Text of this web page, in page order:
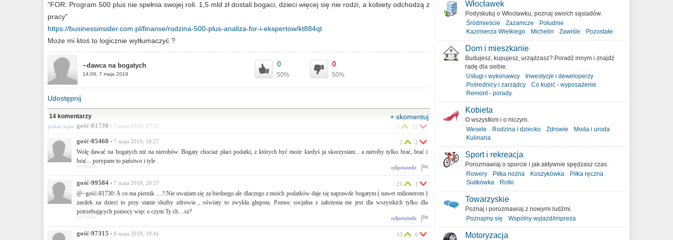
"FOR: Program 500 plus nie spełnia swojej roli. 1,5 mld zł dostali bogaci, dzieci więcej się nie rodzi, a kobiety odchodzą z
pracy"
https://businessinsider.com.pl/finanse/rodzina-500-plus-analiza-for-i-ekspertow/kt884qt
Może mi ktoś to logicznie wytłumaczyć ?
~dawca na bogatych
14:09, 7 maja 2019
0
50%
0
50%
Udostępnij
14 komentarzy + skomentuj
gość-81730 • 7 maja 2019, 17:53 1 21
pokaż wpis
gość-85468 • 7 maja 2019, 18:27
Wolę dawać na bogatych niż na nierobów. Bogaty chociaż płaci podatki, z których być może kiedyś ja skorzystam... a nieroby tylko brać, brać i
brać... porypane to państwo i tyle
2 2
odpowiedz
ID:78962
gość-99584 • 7 maja 2019, 20:57
@~gość-81730: A co ma piernik ....? Nie uważam się za biednego ale dlaczego z moich podatków daje się naprawde bogatym ( nawet milionerom )
zasiłek na dzieci to przy stanie służby zdrowia , oświaty to zwykła głupota. Pomoc socjalna z założenia nie jest dla wszystkich tylko dla
potrzebujących pomocy więc o czym Ty ch....sz?
21 1
odpowiedz
ID:78964
gość-97315 • 8 maja 2019, 19:41 13 0
Włocławek
Podyskutuj o Włocławku, poznaj swoich sąsiadów.
Śródmieście
Zazamcze
Południe
Kazimierza Wielkiego
Michelin Zawiśle Pozostałe
Dom i mieszkanie
Budujesz, kupujesz, urządzasz? Poradź innym i znajdź
radę dla siebie.
Usługi i wykonawcy
Inwestycje i deweloperzy
Pośrednicy i zarządcy
Co kupić - wyposażenie
Remont - porady
Kobieta
O wszystkim i o niczym.
Wesele
Rodzina i dziecko Zdrowie
Moda i uroda
Kulinaria
Sport i rekreacja
Porozmawiaj o sporcie i jak aktywnie spędzasz czas.
Rowery
Piłka nożna Koszykówka
Piłka ręczna
Siatkówka
Rolki
Towarzyskie
Poznaj i porozmawiaj z nowymi ludźmi.
Poznajmy się
Wspólny wyjazd/impreza
Motoryzacja